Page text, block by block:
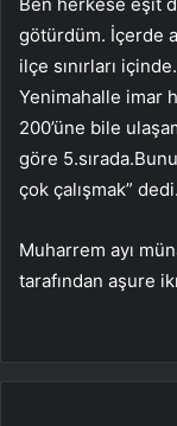
götürdüm. İçerde
ilçe sınırları
Yenimahalle imar
200’üne bile
göre
çok çalışmak” dedi.
Muharrem ayı
tarafından aşure